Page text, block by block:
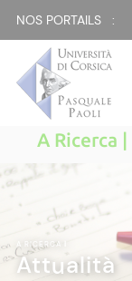
NOS PORTAILS :
A Ricerca |
A RICERCA
Attualità